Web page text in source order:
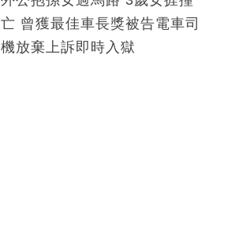
亡 曾獲最佳車長獎被告電車司
機放棄上訴即時入獄